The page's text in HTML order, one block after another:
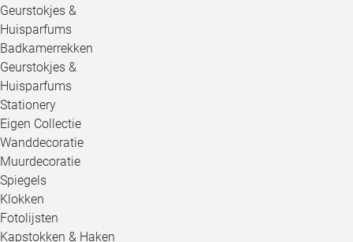
Geurstokjes &
Huisparfums
Badkamerrekken
Geurstokjes &
Huisparfums
Stationery
Eigen Collectie
Wanddecoratie
Muurdecoratie
Spiegels
Klokken
Fotolijsten
Kapstokken & Haken